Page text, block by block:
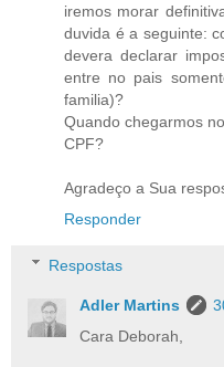
iremos morar
duvida é a seguinte:
devera declarar
entre no pais
familia)?
Quando chegarmos
CPF?
Agradeço a Sua
Responder
Respostas
Adler Martins
Cara Deborah,